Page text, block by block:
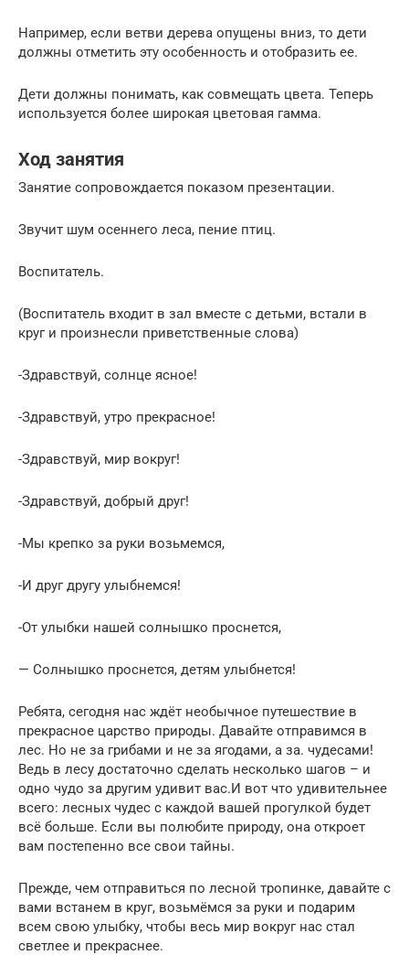
Например, если ветви дерева опущены вниз, то дети
должны отметить эту особенность и отобразить ее.
Дети должны понимать, как совмещать цвета. Теперь
используется более широкая цветовая гамма.
Ход занятия
Занятие сопровождается показом презентации.
Звучит шум осеннего леса, пение птиц.
Воспитатель.
(Воспитатель входит в зал вместе с детьми, встали в
круг и произнесли приветственные слова)
-Здравствуй, солнце ясное!
-Здравствуй, утро прекрасное!
-Здравствуй, мир вокруг!
-Здравствуй, добрый друг!
-Мы крепко за руки возьмемся,
-И друг другу улыбнемся!
-От улыбки нашей солнышко проснется,
— Солнышко проснется, детям улыбнется!
Ребята, сегодня нас ждёт необычное путешествие в
прекрасное царство природы. Давайте отправимся в
лес. Но не за грибами и не за ягодами, а за. чудесами!
Ведь в лесу достаточно сделать несколько шагов – и
одно чудо за другим удивит вас.И вот что удивительнее
всего: лесных чудес с каждой вашей прогулкой будет
всё больше. Если вы полюбите природу, она откроет
вам постепенно все свои тайны.
Прежде, чем отправиться по лесной тропинке, давайте с
вами встанем в круг, возьмёмся за руки и подарим
всем свою улыбку, чтобы весь мир вокруг нас стал
светлее и прекраснее.